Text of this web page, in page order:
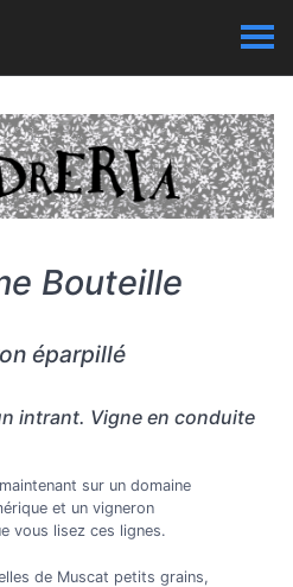
Bouteille
éparpillé
intrant. Vigne en conduite
sur un domaine
et un vigneron
vous lisez ces lignes.
de Muscat petits grains,